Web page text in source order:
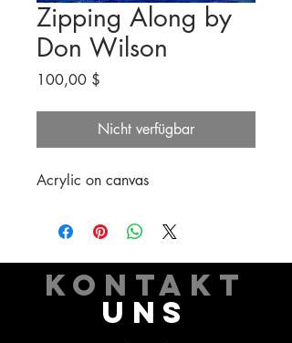
Zipping Along by
Don Wilson
100,00 $
Nicht verfügbar
Acrylic on canvas
KONTAKT
UNS